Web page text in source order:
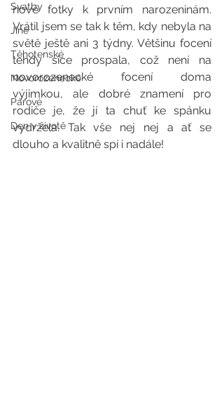
Svatby
Jiné
Těhotenské
Novorozenecké
Párové
Den v životě
nové fotky k prvním narozeninám.
Vrátil jsem se tak k těm, kdy nebyla na
světě ještě ani 3 týdny. Většinu focení
tehdy sice prospala, což není na
novorozenecké focení doma
výjimkou, ale dobré znamení pro
rodiče je, že jí ta chuť ke spánku
vydržela. Tak vše nej nej a ať se
dlouho a kvalitně spí i nadále!